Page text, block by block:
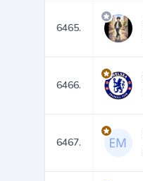
6465.
6466.
6467.